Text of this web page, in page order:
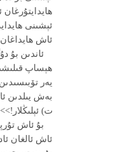
ئېشىنى
ئاش ھايداغان
ئاندىن بۇ
ھېساپ
يەر
بەش يىلدىن
ت)
بۇ ئاش
ئاش ئالغان